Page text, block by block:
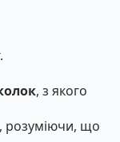
, з якого
розуміючи, що